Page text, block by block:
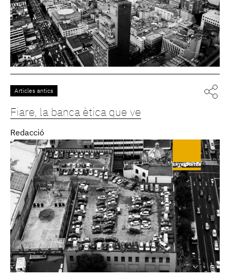
Articles antics
Fiare, la banca ètica que ve
Redacció